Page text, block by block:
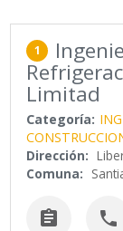
1
Limitad
Categoría:
Dirección:
Comuna:
 